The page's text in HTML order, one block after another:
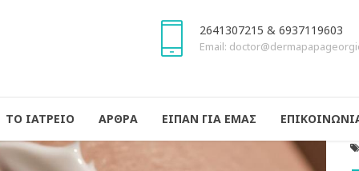
2641307215 & 6937119603
Email:
ΤΟ ΙΑΤΡΕΙΟ ΑΡΘΡΑ ΕΙΠΑΝ ΓΙΑ ΕΜΑΣ